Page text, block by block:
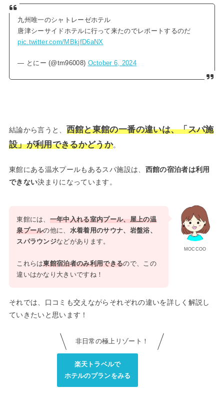
九州唯一のシャトレーゼホテル
唐津シーサイドホテルに行って来たのでレポートするのだ
pic.twitter.com/MBkjfD6aNX
— とにー (@tm96008) October 6, 2024
結論から言うと、 西館と東館の一番の違いは、「スパ施
設」が利用できるかどうか。
東館にある温水プールもあるスパ施設は、 西館の宿泊者は利用
できない決まりになっています。
MOCCOO
東館には、 一年中入れる室内プール、屋上の温
泉プールの他に、 水着着用のサウナ、岩盤浴、
スパラウンジなどがあります。
これらは東館宿泊者のみ利用できるので、この
違いはかなり大きいですね！
それでは、口コミも交えながらそれぞれの違いを詳しく解説し
ていきたいと思います！
非日常の極上リゾート！
楽天トラベルで
ホテルのプランをみる